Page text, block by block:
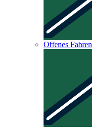
Offenes Fahren